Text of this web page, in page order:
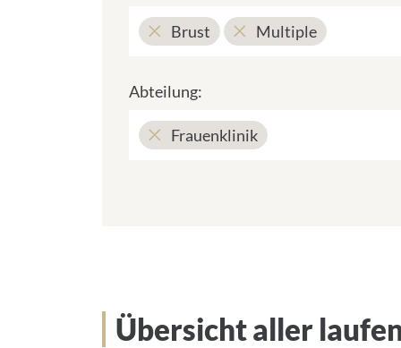
Brust Multiple
Abteilung:
Frauenklinik
Übersicht aller